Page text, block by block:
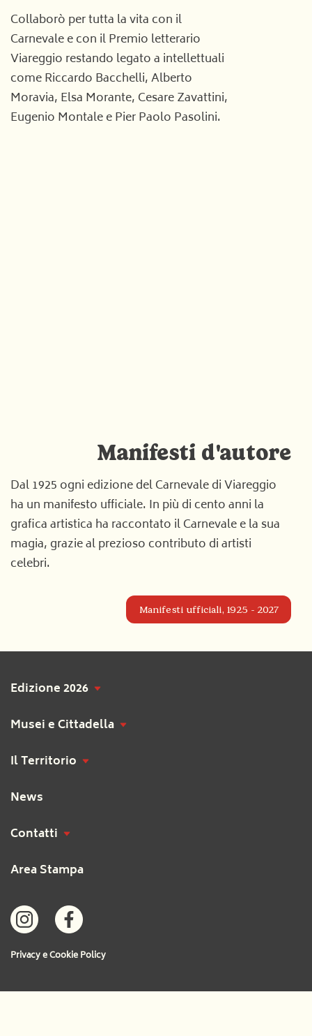
Collaborò per tutta la vita con il
Carnevale e con il Premio letterario
Viareggio restando legato a intellettuali
come Riccardo Bacchelli, Alberto
Moravia, Elsa Morante, Cesare Zavattini,
Eugenio Montale e Pier Paolo Pasolini.
Manifesti d'autore
Dal 1925 ogni edizione del Carnevale di Viareggio
ha un manifesto ufficiale. In più di cento anni la
grafica artistica ha raccontato il Carnevale e la sua
magia, grazie al prezioso contributo di artisti
celebri.
Manifesti ufficiali, 1925 - 2027
Edizione 2026
Musei e Cittadella
Il Territorio
News
Contatti
Area Stampa
Privacy e Cookie Policy